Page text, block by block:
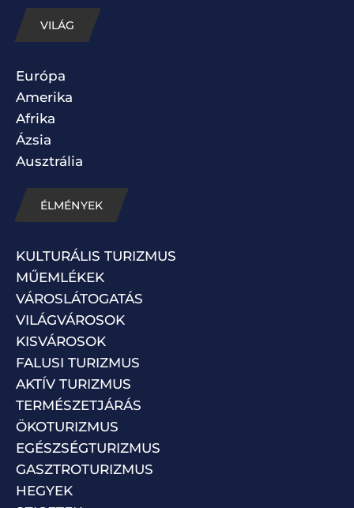
VILÁG
Európa
Amerika
Afrika
Ázsia
Ausztrália
ÉLMÉNYEK
KULTURÁLIS TURIZMUS
MŰEMLÉKEK
VÁROSLÁTOGATÁS
VILÁGVÁROSOK
KISVÁROSOK
FALUSI TURIZMUS
AKTÍV TURIZMUS
TERMÉSZETJÁRÁS
ÖKOTURIZMUS
EGÉSZSÉGTURIZMUS
GASZTROTURIZMUS
HEGYEK